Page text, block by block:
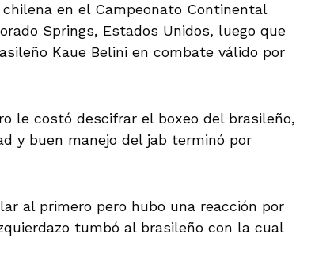
en el Campeonato Continental
Springs, Estados Unidos, luego que
Kaue Belini en combate válido por
le costó descifrar el boxeo del brasileño,
y buen manejo del jab terminó por
al primero pero hubo una reacción por
tumbó al brasileño con la cual